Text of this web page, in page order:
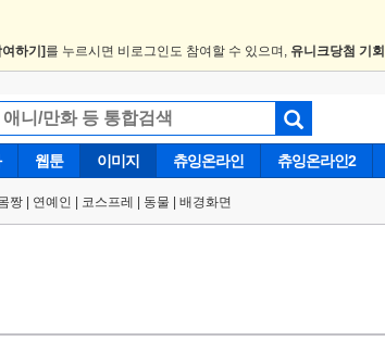
여하기] 를 누르시면 비로그인도 참여할 수 있으며, 유니크당첨 기회
웹툰 이미지 츄잉온라인 츄잉온라인2
짱 연예인 코스프레 동물 배경화면